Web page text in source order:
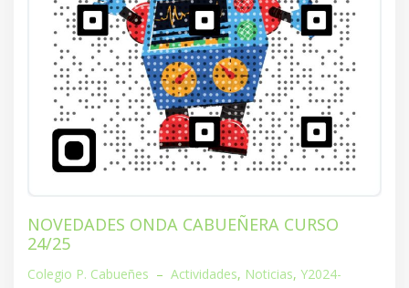
NOVEDADES ONDA CABUEÑERA CURSO
24/25
Colegio P. Cabueñes – Actividades, Noticias, Y2024-